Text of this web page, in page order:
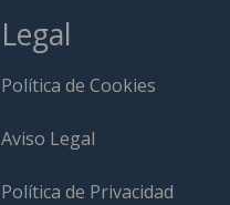
Legal
Política de Cookies
Aviso Legal
Política de Privacidad